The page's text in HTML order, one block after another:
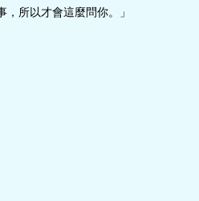
所以才會這麼問你。」